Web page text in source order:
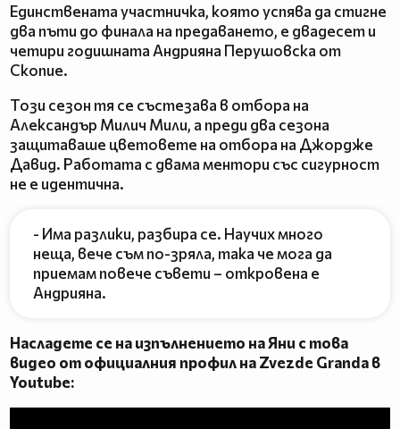
Единствената участничка, която успява да стигне
два пъти до финала на предаването, е двадесет и
четири годишната Андрияна Перушовска от
Скопие.
Този сезон тя се състезава в отбора на
Александър Милич Мили, а преди два сезона
защитаваше цветовете на отбора на Джордже
Давид. Работата с двама ментори със сигурност
не е идентична.
- Има разлики, разбира се. Научих много
неща, вече съм по-зряла, така че мога да
приемам повече съвети – откровена е
Андрияна.
Насладете се на изпълнението на Яни с това
видео от официалния профил на Zvezde Granda в
Youtube: